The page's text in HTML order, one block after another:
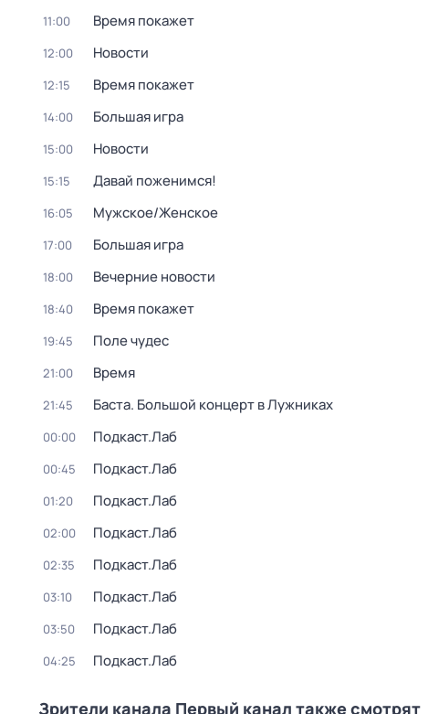
11:00 Время покажет
12:00 Новости
12:15 Время покажет
14:00 Большая игра
15:00 Новости
15:15 Давай поженимся!
16:05 Мужское/Женское
17:00 Большая игра
18:00 Вечерние новости
18:40 Время покажет
19:45 Поле чудес
21:00 Время
21:45 Баста. Большой концерт в Лужниках
00:00 Подкаст.Лаб
00:45 Подкаст.Лаб
01:20 Подкаст.Лаб
02:00 Подкаст.Лаб
02:35 Подкаст.Лаб
03:10 Подкаст.Лаб
03:50 Подкаст.Лаб
04:25 Подкаст.Лаб
Зрители канала Первый канал также смотрят